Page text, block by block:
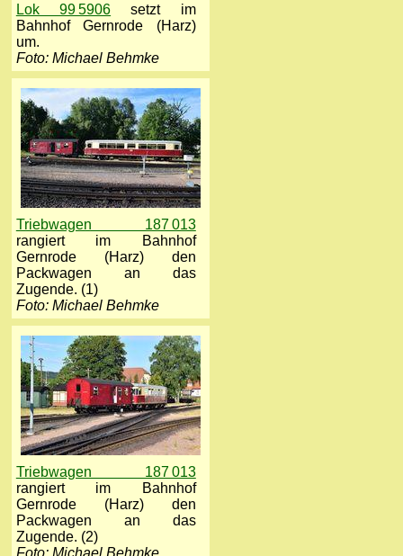
Lok 99 5906 setzt im
Bahnhof Gernrode (Harz)
um.
Foto: Michael Behmke
Triebwagen 187 013
rangiert im Bahnhof
Gernrode (Harz) den
Packwagen an das
Zugende. (1)
Foto: Michael Behmke
Triebwagen 187 013
rangiert im Bahnhof
Gernrode (Harz) den
Packwagen an das
Zugende. (2)
Foto: Michael Behmke